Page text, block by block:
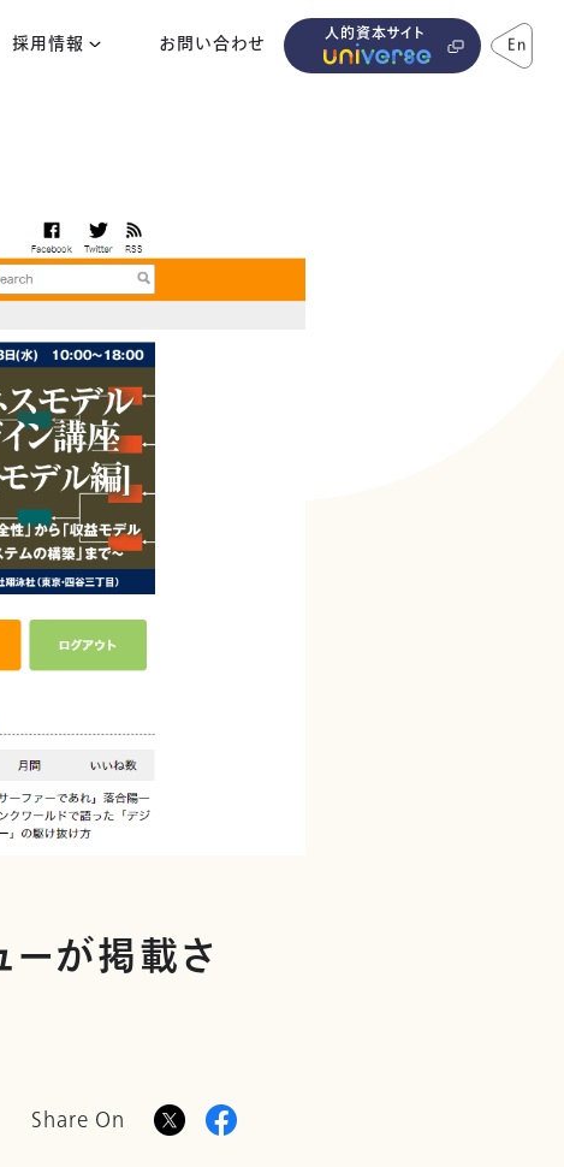
採用情報 お問い合わせ 人的資本サイト En
が掲載さ
Share On